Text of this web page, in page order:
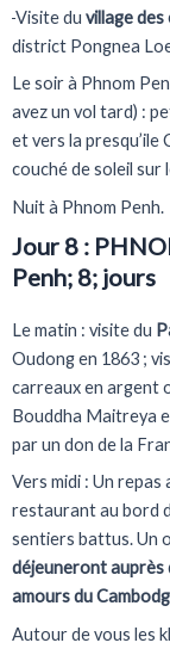
Visite du village
district Pongnea
Le soir à Phnom
avez un vol tard) :
et vers la presqu’ile
couché de soleil sur
Nuit à Phnom Penh.
Jour 8 :
Penh; 8; jours
Le matin : visite du
Oudong en 1863 ;
carreaux en argent
Bouddha Maitreya
par un don de la
Vers midi : Un
restaurant au bord
sentiers battus. Un
déjeuneront auprès
amours du
Autour de vous les